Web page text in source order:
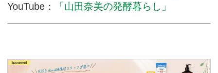
YouTube：
「山田奈美の発酵暮らし」